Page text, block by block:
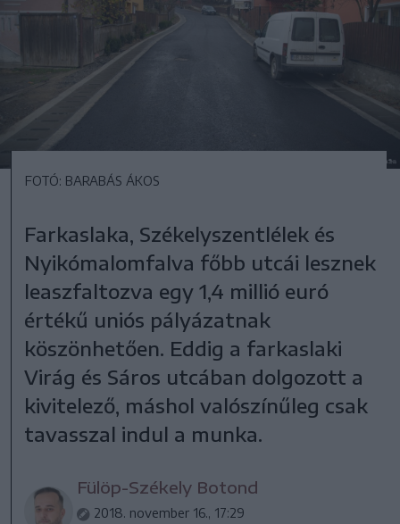
FOTÓ: BARABÁS ÁKOS
Farkaslaka, Székelyszentlélek és
Nyikómalomfalva főbb utcái lesznek
leaszfaltozva egy 1,4 millió euró
értékű uniós pályázatnak
köszönhetően. Eddig a farkaslaki
Virág és Sáros utcában dolgozott a
kivitelező, máshol valószínűleg csak
tavasszal indul a munka.
Fülöp-Székely Botond
2018. november 16., 17:29